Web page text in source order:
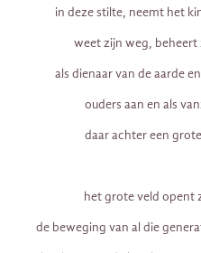
in deze stilte, neemt het
weet zijn weg, beheert
als dienaar van de aarde
ouders aan en als
daar achter een
het grote veld opent
de beweging van al die